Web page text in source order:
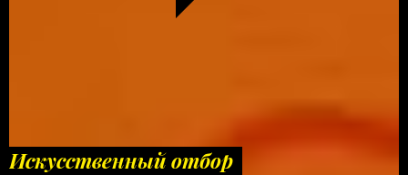
Искусственный отбор